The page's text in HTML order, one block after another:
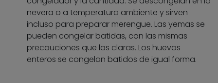
nevera o a temperatura ambiente y sirven
incluso para preparar merengue. Las yemas se
pueden congelar batidas, con las mismas
precauciones que las claras. Los huevos
enteros se congelan batidos de igual forma.